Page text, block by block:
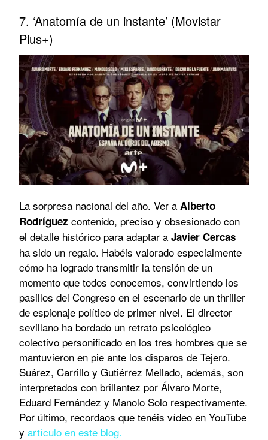
7. ‘Anatomía de un instante’ (Movistar
Plus+)
La sorpresa nacional del año. Ver a Alberto
Rodríguez contenido, preciso y obsesionado con
el detalle histórico para adaptar a Javier Cercas
ha sido un regalo. Habéis valorado especialmente
cómo ha logrado transmitir la tensión de un
momento que todos conocemos, convirtiendo los
pasillos del Congreso en el escenario de un thriller
de espionaje político de primer nivel. El director
sevillano ha bordado un retrato psicológico
colectivo personificado en los tres hombres que se
mantuvieron en pie ante los disparos de Tejero.
Suárez, Carrillo y Gutiérrez Mellado, además, son
interpretados con brillantez por Álvaro Morte,
Eduard Fernández y Manolo Solo respectivamente.
Por último, recordaos que tenéis vídeo en YouTube
y artículo en este blog.